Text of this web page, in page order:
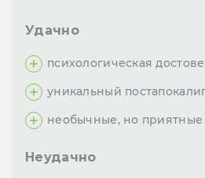
Удачно
психологическая
уникальный
необычные, но приятные
Неудачно